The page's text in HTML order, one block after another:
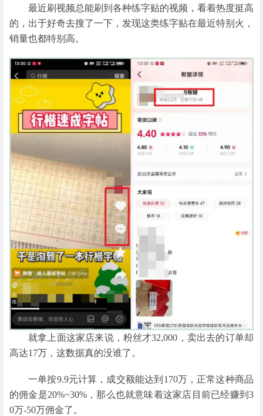
最近刷视频总能刷到各种练字贴的视频，看着热度挺高
的，出于好奇去搜了一下，发现这类练字贴在最近特别火，
销量也都特别高。
就拿上面这家店来说，粉丝才32,000，卖出去的订单却
高达17万，这数据真的没谁了。
一单按9.9元计算，成交额能达到170万，正常这种商品
的佣金是20%~30%，那么也就意味着这家店目前已经赚到3
0万-50万佣金了。